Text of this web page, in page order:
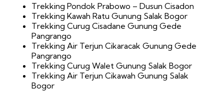
Trekking Pondok Prabowo – Dusun Cisadon
Trekking Kawah Ratu Gunung Salak Bogor
Trekking Curug Cisadane Gunung Gede
Pangrango
Trekking Air Terjun Cikaracak Gunung Gede
Pangrango
Trekking Curug Walet Gunung Salak Bogor
Trekking Air Terjun Cikawah Gunung Salak
Bogor